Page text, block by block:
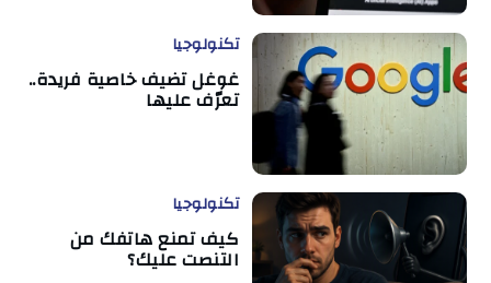
تكنولوجيا
غوغل تضيف خاصية فريدة..
تعرّف عليها
تكنولوجيا
كيف تمنع هاتفك من
التنصت عليك؟